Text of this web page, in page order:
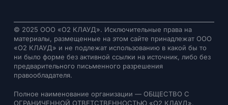
© 2025 ООО «О2 КЛАУД». Исключительные права на
материалы, размещенные на этом сайте принадлежат ООО
«О2 КЛАУД» и не подлежат использованию в какой бы то
ни было форме без активной ссылки на источник, либо без
предварительного письменного разрешения
правообладателя.
Полное наименование организации — ОБЩЕСТВО С
ОГРАНИЧЕННОЙ ОТВЕТСТВЕННОСТЬЮ «О2 КЛАУД».